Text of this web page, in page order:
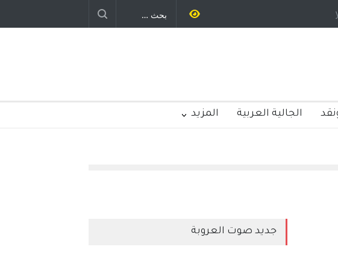
وكتبها :وليد رباح – نيوجرسي – الولايات المتحدة
الامريكية
الجالية العربية المزيد
جديد صوت العروبة